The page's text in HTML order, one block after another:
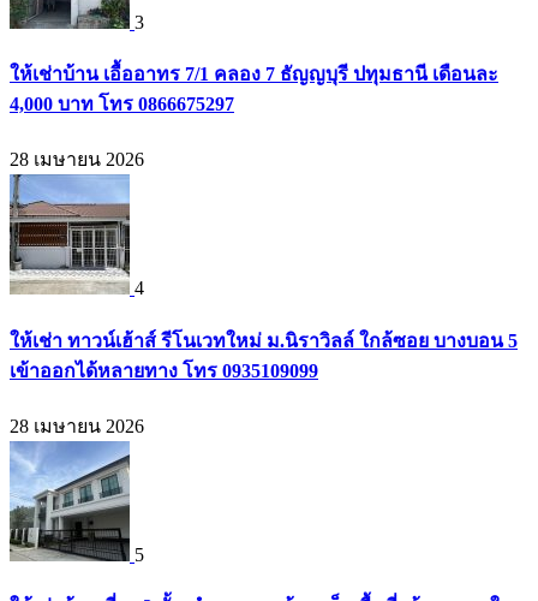
3
ให้เช่าบ้าน เอื้ออาทร 7/1 คลอง 7 ธัญญบุรี ปทุมธานี เดือนละ
4,000 บาท โทร 0866675297
28 เมษายน 2026
4
ให้เช่า ทาวน์เฮ้าส์ รีโนเวทใหม่ ม.นิราวิลล์ ใกล้ซอย บางบอน 5
เข้าออกได้หลายทาง โทร 0935109099
28 เมษายน 2026
5